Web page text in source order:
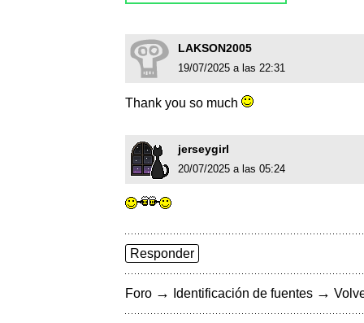
LAKSON2005
19/07/2025 a las 22:31
Thank you so much
jerseygirl
20/07/2025 a las 05:24
Responder
Foro → Identificación de fuentes →